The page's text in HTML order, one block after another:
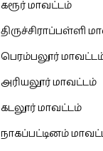
கரூர் மாவட்டம்
திருச்சிராப்பள்ளி
பெரம்பலூர்
அரியலூர் மாவட்டம்
கடலூர் மாவட்டம்
நாகப்பட்டினம்